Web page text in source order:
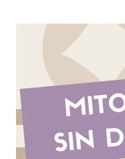
Checkout
Conoceme
Preguntas Frecuentes